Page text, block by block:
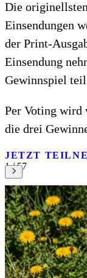
Die
Einsendungen
der Print-
Einsendung
Gewinnspiel
Per Voting wird
die drei
JETZT
1 / 57